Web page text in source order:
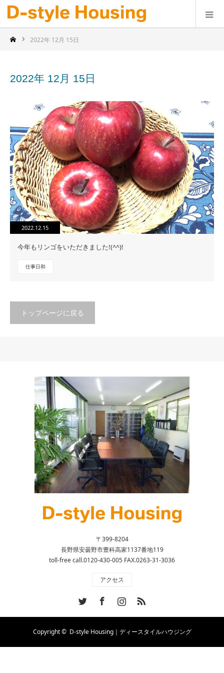
2022年 12月 15日
2022年 12月 15日
2022.12.15
今年もリンゴをいただきました!(^^)!
仕事日和
トップページに戻る
〒399-8204
長野県安曇野市豊科高家1137番地119
toll-free call.0120-430-005 FAX.0263-31-3036
アクセス
InstagramRSS
Copyright © D-style Housing｜ディースタイルハウジング